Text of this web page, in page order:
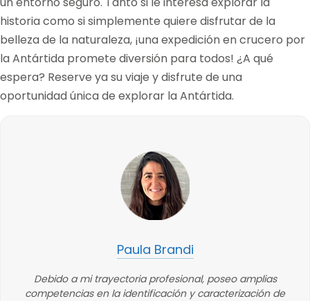
historia como si simplemente quiere disfrutar de la
belleza de la naturaleza, ¡una expedición en crucero por
la Antártida promete diversión para todos! ¿A qué
espera? Reserve ya su viaje y disfrute de una
oportunidad única de explorar la Antártida.
Paula Brandi
Debido a mi trayectoria profesional, poseo amplias
competencias en la identificación y caracterización de